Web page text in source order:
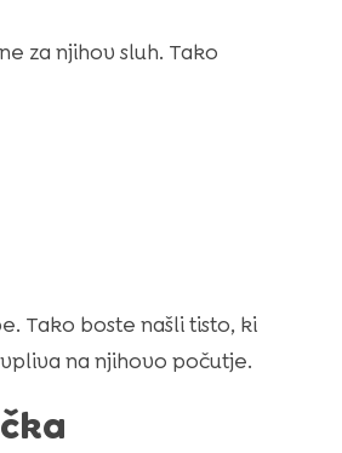
za njihov sluh. Tako
Tako boste našli tisto, ki
na njihovo počutje.